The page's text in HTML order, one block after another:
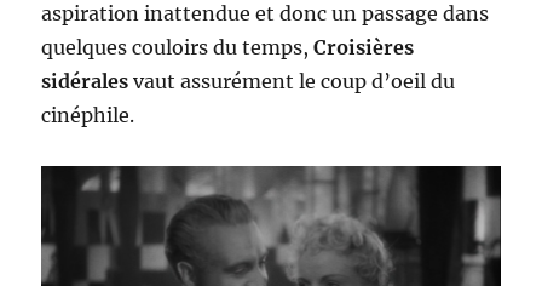
aspiration inattendue et donc un passage dans
quelques couloirs du temps,Croisières
sidérales vaut assurément le coup d’oeil du
cinéphile.